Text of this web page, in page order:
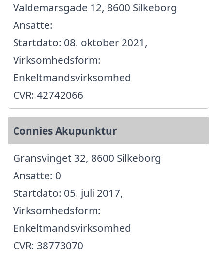
Valdemarsgade 12, 8600 Silkeborg
Ansatte:
Startdato: 08. oktober 2021,
Virksomhedsform:
Enkeltmandsvirksomhed
CVR: 42742066
Connies Akupunktur
Gransvinget 32, 8600 Silkeborg
Ansatte: 0
Startdato: 05. juli 2017,
Virksomhedsform:
Enkeltmandsvirksomhed
CVR: 38773070